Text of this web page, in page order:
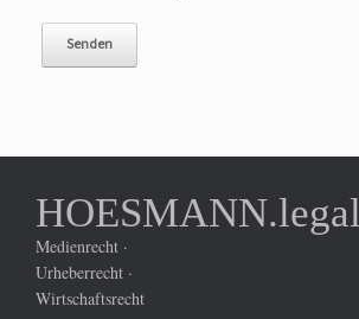
HOESMANN.legal
Medienrecht ·
Urheberrecht ·
Wirtschaftsrecht